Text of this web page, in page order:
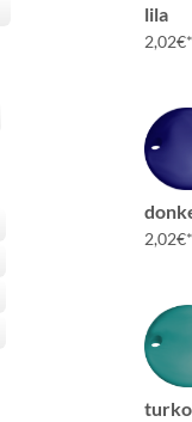
lila
2,02€
2,02€